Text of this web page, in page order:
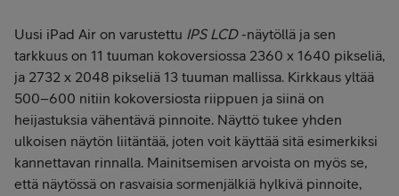
Uusi iPad Air on varustettu IPS LCD-näytöllä ja sen
tarkkuus on 11 tuuman kokoversiossa 2360 x 1640 pikseliä,
ja 2732 x 2048 pikseliä 13 tuuman mallissa. Kirkkaus yltää
500–600 nitiin kokoversiosta riippuen ja siinä on
heijastuksia vähentävä pinnoite. Näyttö tukee yhden
ulkoisen näytön liitäntää, joten voit käyttää sitä esimerkiksi
kannettavan rinnalla. Mainitsemisen arvoista on myös se,
että näytössä on rasvaisia sormenjälkiä hylkivä pinnoite,